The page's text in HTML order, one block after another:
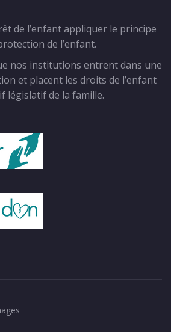
de l’enfant appliquer le principe
de l’enfant.
nos institutions entrent dans une
et placent les droits de l’enfant
législatif de la famille.